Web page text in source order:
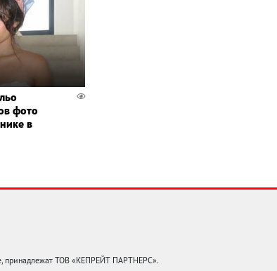
фото
в
принадлежат ТОВ «КЕПРЕЙТ ПАРТНЕРС».